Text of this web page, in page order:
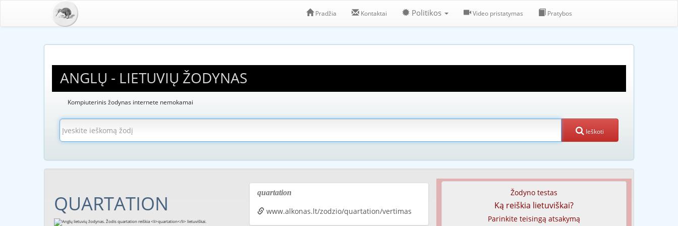
Pradžia Kontaktai Politikos Video pristatymas Pratybos
ANGLŲ - LIETUVIŲ ŽODYNAS
Kompiuterinis žodynas internete nemokamai
Ieškoti
QUARTATION quartation
www.alkonas.lt/zodzio/quartation/vertimas
Žodyno testas
Ką reiškia lietuviškai?
Parinkite teisingą atsakymą